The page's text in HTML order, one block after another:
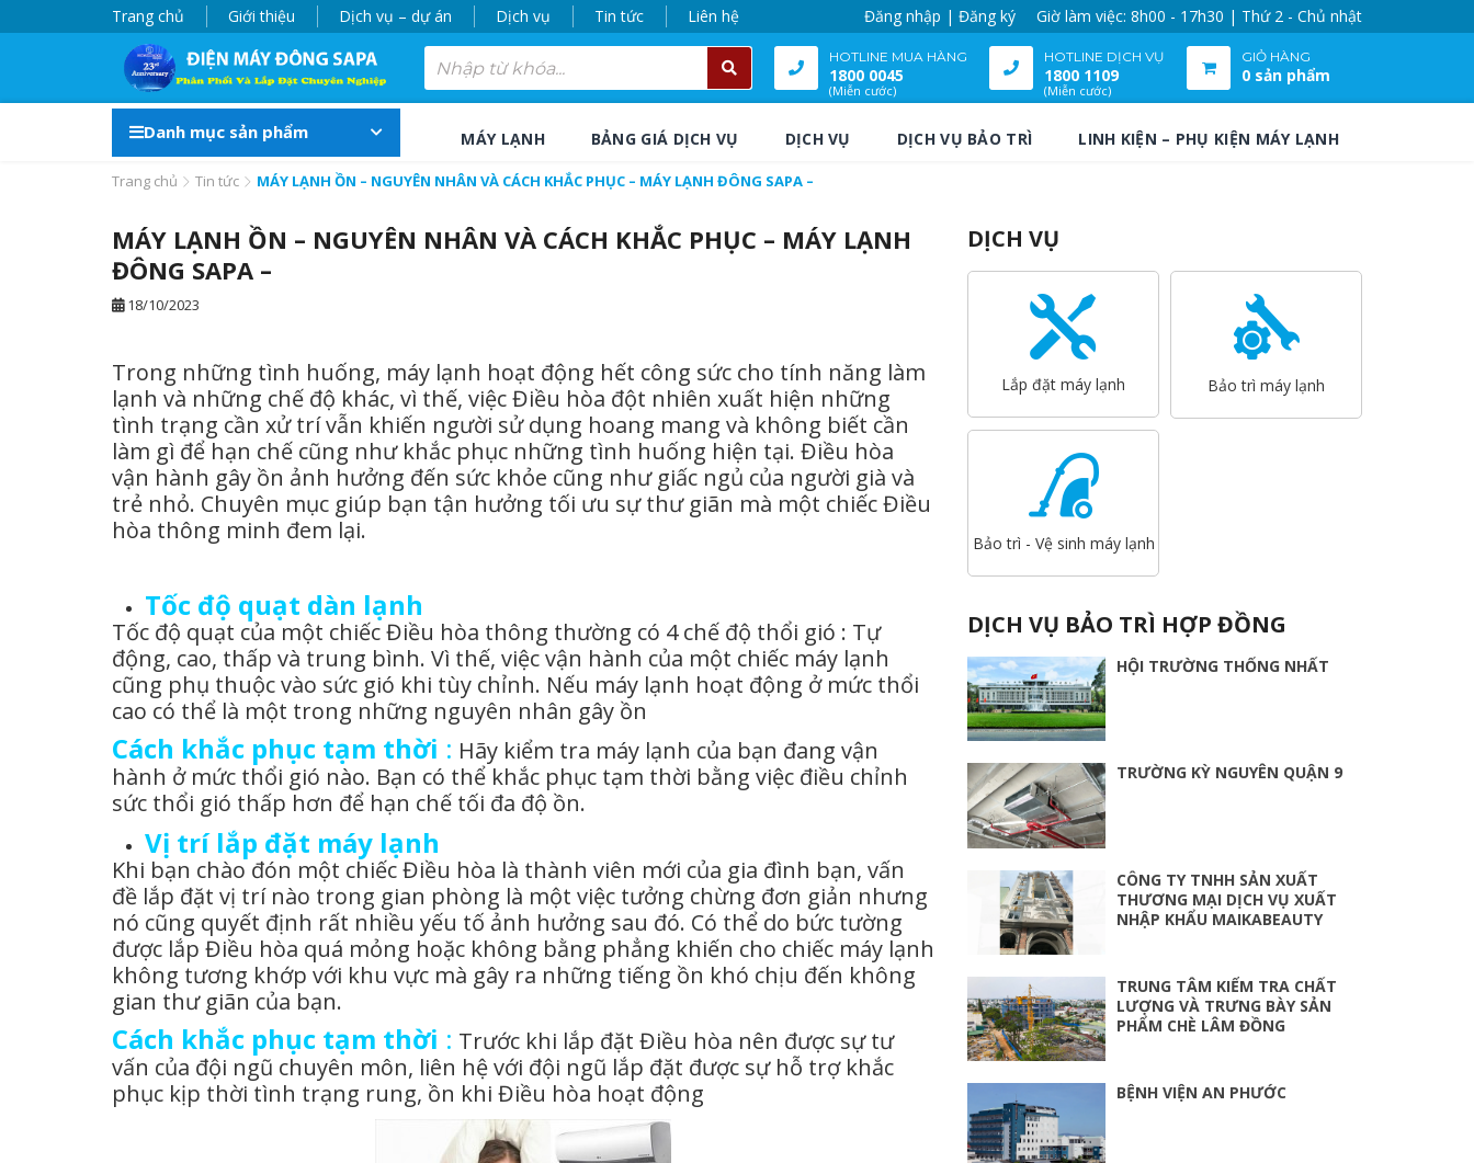
Trang chủ Giới thiệu Dịch vụ – dự án Dịch vụ Tin tức Liên hệ Đăng nhập | Đăng ký Giờ làm việc: 8h00 - 17h30 | Thứ 2 - Chủ nhật
HOTLINE MUA HÀNG
1800 0045
(Miễn cước)
HOTLINE DỊCH VỤ
1800 1109
(Miễn cước)
GIỎ HÀNG
0 sản phẩm
Danh mục sản phẩm MÁY LẠNH BẢNG GIÁ DỊCH VỤ DỊCH VỤ DỊCH VỤ BẢO TRÌ LINH KIỆN – PHỤ KIỆN MÁY LẠNH
Trang chủ Tin tức MÁY LẠNH ỒN – NGUYÊN NHÂN VÀ CÁCH KHẮC PHỤC – MÁY LẠNH ĐÔNG SAPA –
MÁY LẠNH ỒN – NGUYÊN NHÂN VÀ CÁCH KHẮC PHỤC – MÁY LẠNH
ĐÔNG SAPA –
18/10/2023
Trong những tình huống, máy lạnh hoạt động hết công sức cho tính năng làm
lạnh và những chế độ khác, vì thế, việc Điều hòa đột nhiên xuất hiện những
tình trạng cần xử trí vẫn khiến người sử dụng hoang mang và không biết cần
làm gì để hạn chế cũng như khắc phục những tình huống hiện tại. Điều hòa
vận hành gây ồn ảnh hưởng đến sức khỏe cũng như giấc ngủ của người già và
trẻ nhỏ. Chuyên mục giúp bạn tận hưởng tối ưu sự thư giãn mà một chiếc Điều
hòa thông minh đem lại.
Tốc độ quạt dàn lạnh
Tốc độ quạt của một chiếc Điều hòa thông thường có 4 chế độ thổi gió : Tự
động, cao, thấp và trung bình. Vì thế, việc vận hành của một chiếc máy lạnh
cũng phụ thuộc vào sức gió khi tùy chỉnh. Nếu máy lạnh hoạt động ở mức thổi
cao có thể là một trong những nguyên nhân gây ồn
Cách khắc phục tạm thời : Hãy kiểm tra máy lạnh của bạn đang vận
hành ở mức thổi gió nào. Bạn có thể khắc phục tạm thời bằng việc điều chỉnh
sức thổi gió thấp hơn để hạn chế tối đa độ ồn.
Vị trí lắp đặt máy lạnh
Khi bạn chào đón một chiếc Điều hòa là thành viên mới của gia đình bạn, vấn
đề lắp đặt vị trí nào trong gian phòng là một việc tưởng chừng đơn giản nhưng
nó cũng quyết định rất nhiều yếu tố ảnh hưởng sau đó. Có thể do bức tường
được lắp Điều hòa quá mỏng hoặc không bằng phẳng khiến cho chiếc máy lạnh
không tương khớp với khu vực mà gây ra những tiếng ồn khó chịu đến không
gian thư giãn của bạn.
Cách khắc phục tạm thời : Trước khi lắp đặt Điều hòa nên được sự tư
vấn của đội ngũ chuyên môn, liên hệ với đội ngũ lắp đặt được sự hỗ trợ khắc
phục kịp thời tình trạng rung, ồn khi Điều hòa hoạt động
DỊCH VỤ
Lắp đặt máy lạnh Bảo trì máy lạnh
Bảo trì - Vệ sinh máy lạnh
DỊCH VỤ BẢO TRÌ HỢP ĐỒNG
HỘI TRƯỜNG THỐNG NHẤT
TRƯỜNG KỲ NGUYÊN QUẬN 9
CÔNG TY TNHH SẢN XUẤT
THƯƠNG MẠI DỊCH VỤ XUẤT
NHẬP KHẨU MAIKABEAUTY
TRUNG TÂM KIỂM TRA CHẤT
LƯỢNG VÀ TRƯNG BÀY SẢN
PHẨM CHÈ LÂM ĐỒNG
BỆNH VIỆN AN PHƯỚC